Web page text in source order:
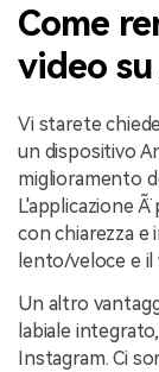
Come
video
Vi starete
un dispositivo
miglioramento
L'applicazione
con chiarezza e
lento/veloce e il
Un altro
labiale
Instagram. Ci